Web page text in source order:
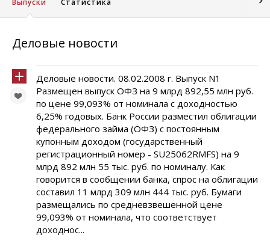
Выпуски Статистика
Деловые новости
Деловые новости. 08.02.2008 г. Выпуск N1
Размещен выпуск ОФЗ на 9 млрд 892,55 млн руб.
по цене 99,093% от номинала с доходностью
6,25% годовых. Банк России разместил облигации
федерального займа (ОФЗ) с постоянным
купонным доходом (государственный
регистрационный номер - SU25062RMFS) на 9
млрд 892 млн 55 тыс. руб. по номиналу. Как
говорится в сообщении банка, спрос на облигации
составил 11 млрд 309 млн 444 тыс. руб. Бумаги
размещались по средневзвешенной цене
99,093% от номинала, что соответствует
доходнос...